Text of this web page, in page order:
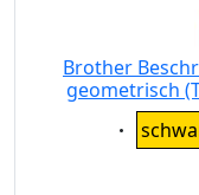
Brother
geometrisch